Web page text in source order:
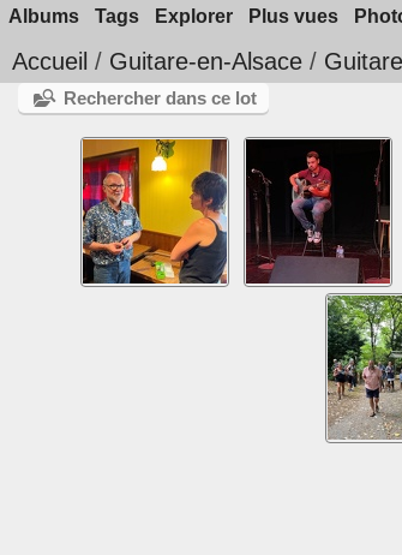
Albums Tags Explorer Plus vues
Accueil / Guitare-en-Alsace /
Rechercher dans ce lot